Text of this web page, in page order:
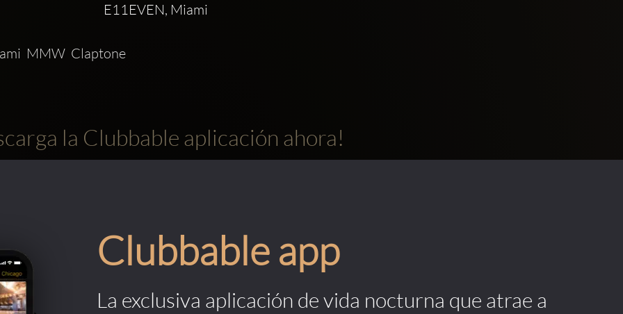
E11EVEN, Miami
MMW  Claptone
la Clubbable aplicación ahora!
Clubbable app
La exclusiva aplicación de vida nocturna que atrae a